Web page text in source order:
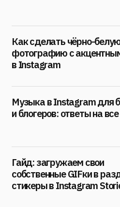
Как сделать чёрно-
фотографию с
в Instagram
Музыка в Instagram для
и блогеров: ответы на
Гайд: загружаем свои
собственные GIFки в
стикеры в Instagram